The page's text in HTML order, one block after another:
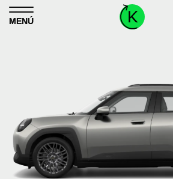
Skip to content
MENÚ